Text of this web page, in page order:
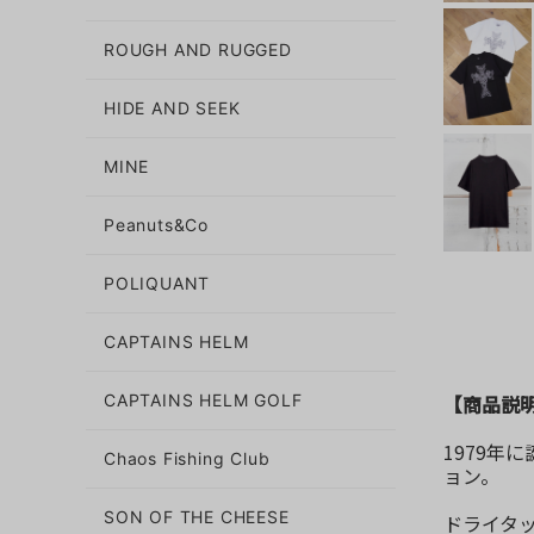
【商品説
1979年に
ョン。
ドライタ
ROUGH AND RUGGED
HIDE AND SEEK
MINE
Peanuts&Co
POLIQUANT
CAPTAINS HELM
CAPTAINS HELM GOLF
Chaos Fishing Club
SON OF THE CHEESE